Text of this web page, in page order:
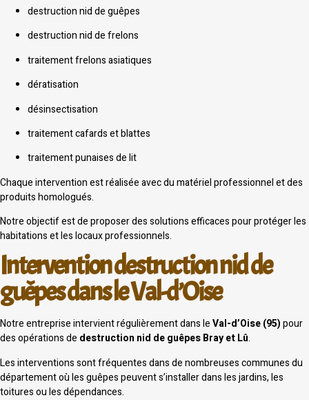
destruction nid de guêpes
destruction nid de frelons
traitement frelons asiatiques
dératisation
désinsectisation
traitement cafards et blattes
traitement punaises de lit
Chaque intervention est réalisée avec du matériel professionnel et des
produits homologués.
Notre objectif est de proposer des solutions efficaces pour protéger les
habitations et les locaux professionnels.
Intervention destruction nid de
guêpes dans le Val-d’Oise
Notre entreprise intervient régulièrement dans leVal-d’Oise (95)pour
des opérations de destruction nid de guêpes Bray et Lû.
Les interventions sont fréquentes dans de nombreuses communes du
département où les guêpes peuvent s’installer dans les jardins, les
toitures ou les dépendances.